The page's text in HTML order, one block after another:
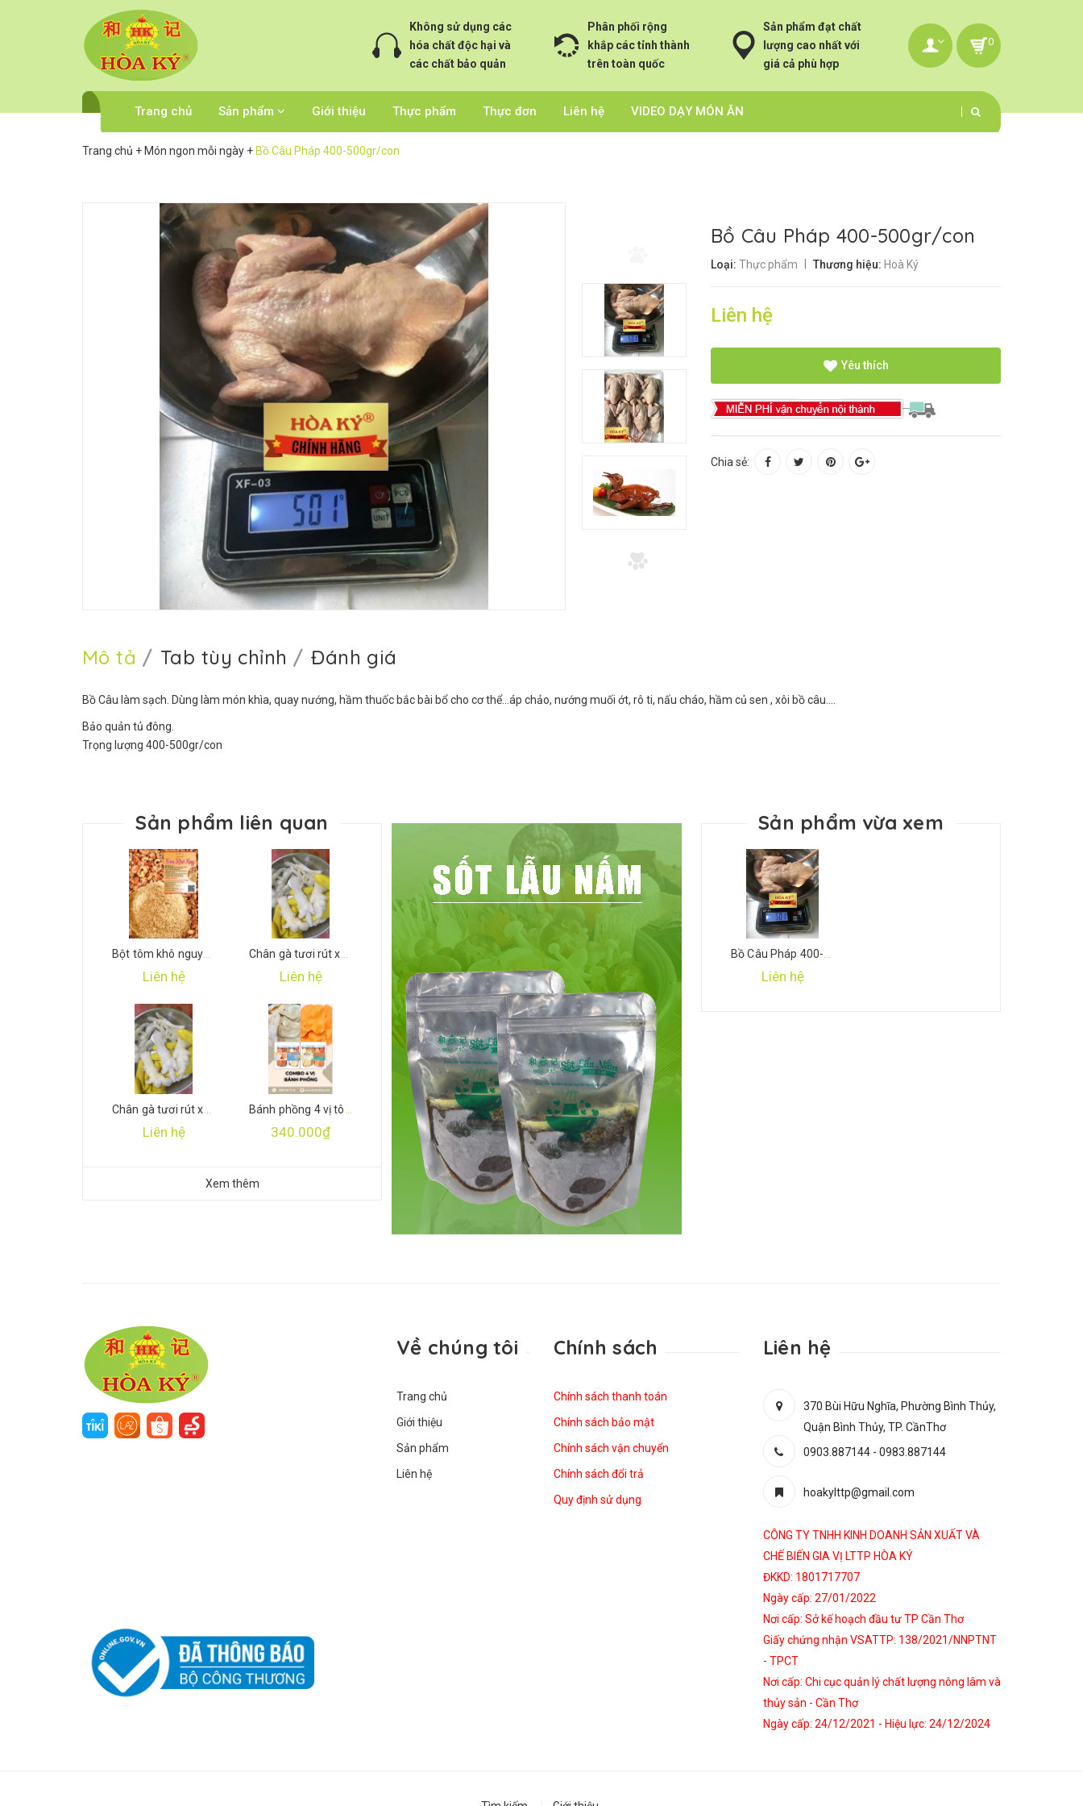
0
Sản phẩm đạt chất
lượng cao nhất với
giá cả phù hợp
Phân phối rộng
khắp các tỉnh thành
trên toàn quốc
Không sử dụng các
hóa chất độc hại và
các chất bảo quản
Trang chủ Sản phẩm Giới thiệu Thực phẩm Thực đơn Liên hệ VIDEO DẠY MÓN ĂN
Trang chủ + Món ngon mỗi ngày + Bồ Câu Pháp 400-500gr/con
Bồ Câu Pháp 400-500gr/con
Loại: Thực phẩm Thương hiệu: Hoà Ký
Liên hệ
Yêu thích
Chia sẻ:
Mô tả Tab tùy chỉnh Đánh giá
Bồ Câu làm sạch. Dùng làm món khìa, quay nướng, hầm thuốc bắc bài bổ cho cơ thể...áp chảo, nướng muối ớt, rô ti, nấu cháo, hầm củ sen , xôi bồ câu....
Bảo quản tủ đông.
Trọng lượng 400-500gr/con
Sản phẩm liên quan
Bột tôm khô nguyên chất
Liên hệ
Chân gà tươi rút xương
Liên hệ
Liên hệ 340.000₫
Xem thêm
Sản phẩm vừa xem
Bồ Câu Pháp 400-500gr/con
Liên hệ
Về chúng tôi
Trang chủ
Giới thiệu
Sản phẩm
Liên hệ
Chính sách
Chính sách thanh toán
Chính sách bảo mật
Chính sách vận chuyển
Chính sách đổi trả
Quy định sử dụng
Liên hệ
370 Bùi Hữu Nghĩa, Phường Bình Thủy,
Quận Bình Thủy, TP. CầnThơ
0903.887144- 0983.887144
hoakylttp@gmail.com
CÔNG TY TNHH KINH DOANH SẢN XUẤT VÀ
CHẾ BIẾN GIA VỊ LTTP HÒA KÝ
ĐKKD: 1801717707
Ngày cấp: 27/01/2022
Nơi cấp: Sở kế hoạch đầu tư TP Cần Thơ
Giấy chứng nhận VSATTP: 138/2021/NNPTNT
- TPCT
Nơi cấp: Chi cục quản lý chất lượng nông lâm và
thủy sản - Cần Thơ
Ngày cấp: 24/12/2021 - Hiệu lực: 24/12/2024